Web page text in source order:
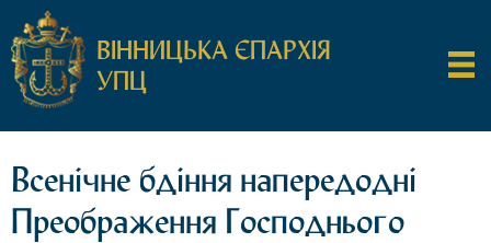
ВІННИЦЬКА ЄПАРХІЯ
УПЦ
Всенічне бдіння напередодні
Преображення Господнього